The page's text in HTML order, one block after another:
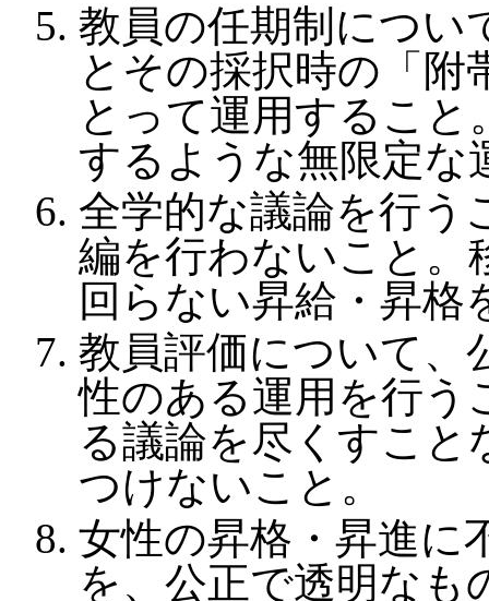
教員の任期制につい
とその採択時の「附
とって運用すること
するような無限定な
全学的な議論を行う
編を行わないこと。
回らない昇給・昇格
教員評価について、
性のある運用を行う
る議論を尽くすこと
つけないこと。
女性の昇格・昇進に
を、公正で透明なも